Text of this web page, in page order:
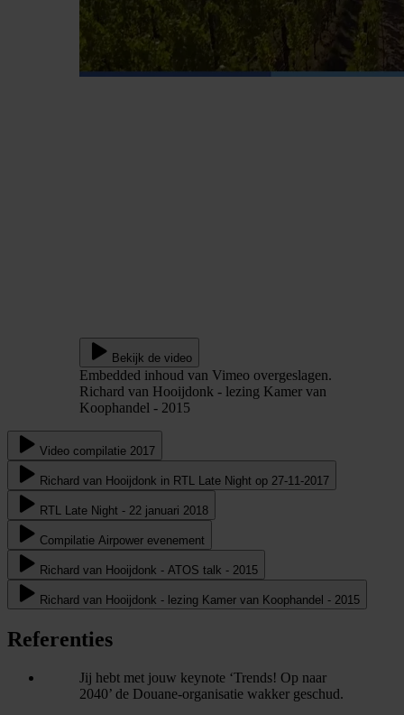
Bekijk de video
Embedded inhoud van Vimeo overgeslagen.
Richard van Hooijdonk - lezing Kamer van
Koophandel - 2015
Video compilatie 2017
Richard van Hooijdonk in RTL Late Night op 27-11-2017
RTL Late Night - 22 januari 2018
Compilatie Airpower evenement
Richard van Hooijdonk - ATOS talk - 2015
Richard van Hooijdonk - lezing Kamer van Koophandel - 2015
Referenties
Jij hebt met jouw keynote ‘Trends! Op naar
2040’ de Douane-organisatie wakker geschud.